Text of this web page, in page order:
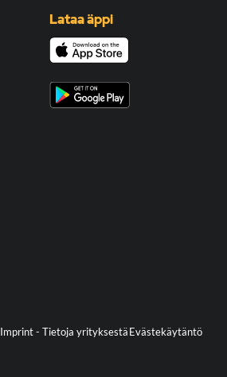
Lataa äppi
Imprint - Tietoja yrityksestäEvästekäytäntö